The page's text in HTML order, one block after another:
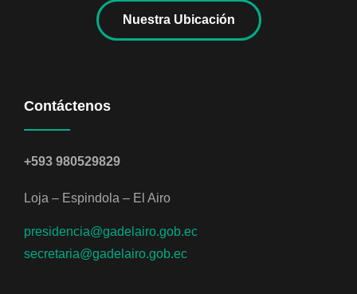
Nuestra Ubicación
Contáctenos
+593 980529829
Loja – Espindola – El Airo
presidencia@gadelairo.gob.ec
secretaria@gadelairo.gob.ec